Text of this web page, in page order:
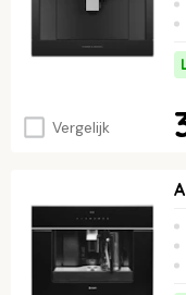
Vergelijk